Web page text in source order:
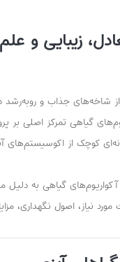
زیبایی و علم
از شاخه‌های جذاب و
گیاهی تمرکز اصلی
کوچک از
گیاهی به
مورد نیاز، اصول نگهداری،